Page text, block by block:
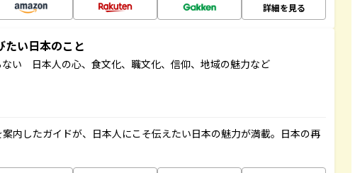
詳細を見る
い日本のこと
ない 日本人の心、食文化、職文化、信仰、地域の魅力など
内したガイドが、日本人にこそ伝えたい日本の魅力が満載。日本の再